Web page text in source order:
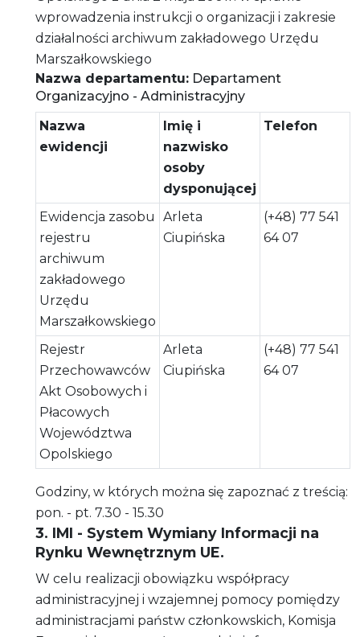
wprowadzenia instrukcji o organizacji i zakresie
działalności archiwum zakładowego Urzędu
Marszałkowskiego
Nazwa departamentu: Departament
Organizacyjno - Administracyjny
Nazwa
ewidencji
Imię i
nazwisko
osoby
dysponującej
Telefon
Ewidencja zasobu
rejestru
archiwum
zakładowego
Urzędu
Marszałkowskiego
Arleta
Ciupińska
(+48) 77 541
64 07
Rejestr
Przechowawców
Akt Osobowych i
Płacowych
Województwa
Opolskiego
Arleta
Ciupińska
(+48) 77 541
64 07
Godziny, w których można się zapoznać z treścią:
pon. - pt. 7.30 - 15.30
3. IMI - System Wymiany Informacji na
Rynku Wewnętrznym UE.
W celu realizacji obowiązku współpracy
administracyjnej i wzajemnej pomocy pomiędzy
administracjami państw członkowskich, Komisja